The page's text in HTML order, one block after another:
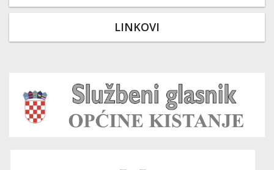
LINKOVI